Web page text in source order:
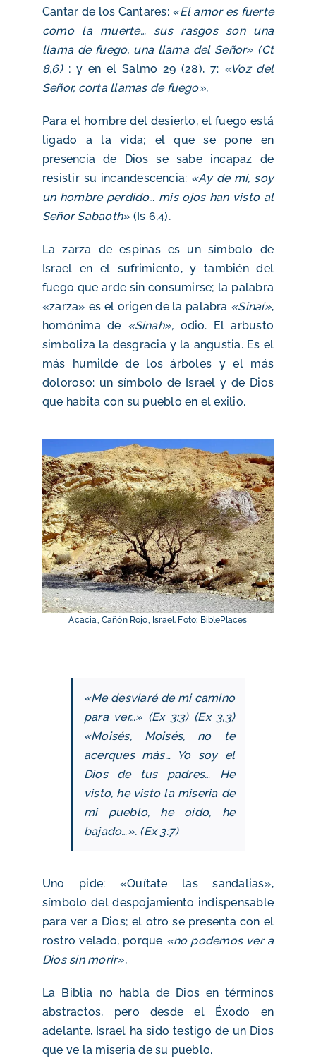
Cantar de los Cantares: «El amor es fuerte
como la muerte… sus rasgos son una
llama de fuego, una llama del Señor» (Ct
8,6) ; y en el Salmo 29 (28), 7: «Voz del
Señor, corta llamas de fuego».
Para el hombre del desierto, el fuego está
ligado a la vida; el que se pone en
presencia de Dios se sabe incapaz de
resistir su incandescencia: «Ay de mí, soy
un hombre perdido… mis ojos han visto al
Señor Sabaoth» (Is 6,4).
La zarza de espinas es un símbolo de
Israel en el sufrimiento, y también del
fuego que arde sin consumirse; la palabra
«zarza» es el origen de la palabra «Sinaí»,
homónima de «Sinah», odio. El arbusto
simboliza la desgracia y la angustia. Es el
más humilde de los árboles y el más
doloroso: un símbolo de Israel y de Dios
que habita con su pueblo en el exilio.
Acacia, Cañón Rojo, Israel. Foto: BiblePlaces
«Me desviaré de mi camino
para ver…» (Ex 3:3)(Ex 3,3)
«Moisés, Moisés, no te
acerques más… Yo soy el
Dios de tus padres… He
visto, he visto la miseria de
mi pueblo, he oído, he
bajado…». (Ex 3:7)
Uno pide: «Quítate las sandalias»,
símbolo del despojamiento indispensable
para ver a Dios; el otro se presenta con el
rostro velado, porque «no podemos ver a
Dios sin morir».
La Biblia no habla de Dios en términos
abstractos, pero desde el Éxodo en
adelante, Israel ha sido testigo de un Dios
que ve la miseria de su pueblo.